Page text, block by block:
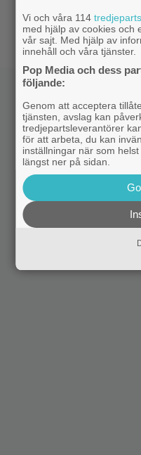
Netflix |Netflix har
amerikanska ”Squid
Vi och våra 114
med hjälp av cookies och
vår sajt. Med hjälp av
innehåll och våra tjänster.
Pop Media och dess
följande:
Genom att acceptera
tjänsten, avslag kan
tredjepartsleverantörer
för att arbeta, du kan
inställningar när som
längst ner på sidan.